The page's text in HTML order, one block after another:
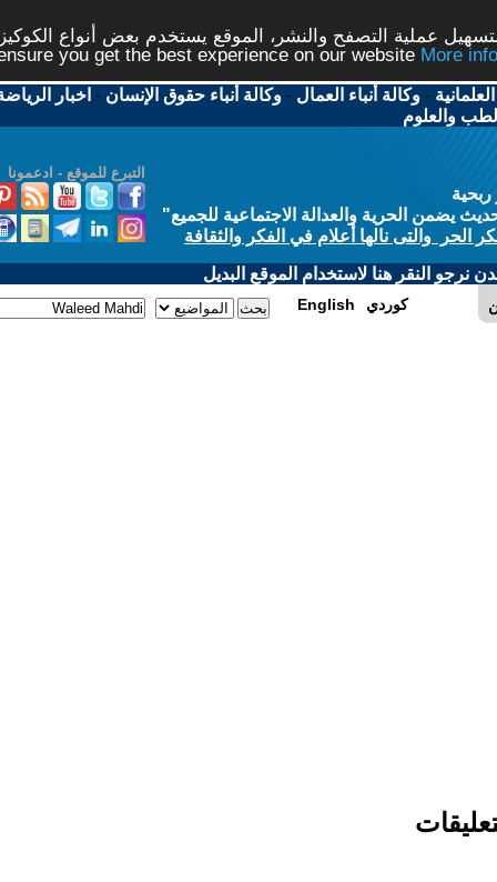
الموقع يستخدم بعض أنواع الكوكيز نرجو النقر على الزر
-وكالة أنباء حقوق الإنسان-اخبار الرياضة-اخبار
للجميع"
الفكر والثقافة
الموقع البديل